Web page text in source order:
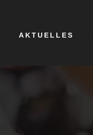
AKTUELLES